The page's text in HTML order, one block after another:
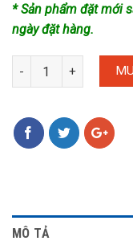
* Sản phẩm đặt mới
ngày đặt hàng.
MÔ TẢ